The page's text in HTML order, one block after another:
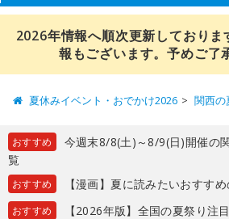
2026年情報へ順次更新しており
報もございます。予めご了
夏休みイベント・おでかけ2026 関西の
おすすめ
今週末8/8(土)～8/9(日)開催の
覧
おすすめ 【漫画】夏に読みたいおすす
おすすめ
【2026年版】全国の夏祭り注